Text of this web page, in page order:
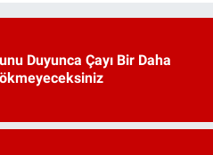
Duyunca Çayı Bir Daha